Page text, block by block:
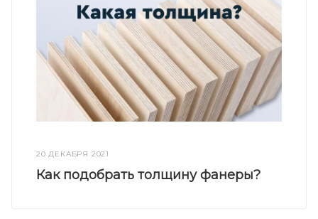
20 ДЕКАБРЯ 2021
Как подобрать толщину фанеры?